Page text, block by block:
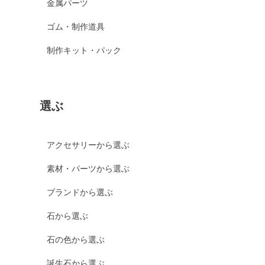
金属パーツ
ゴム・制作道具
制作キット・パック
選ぶ
アクセサリーから選ぶ
素材・パーツから選ぶ
ブランドから選ぶ
石から選ぶ
石の色から選ぶ